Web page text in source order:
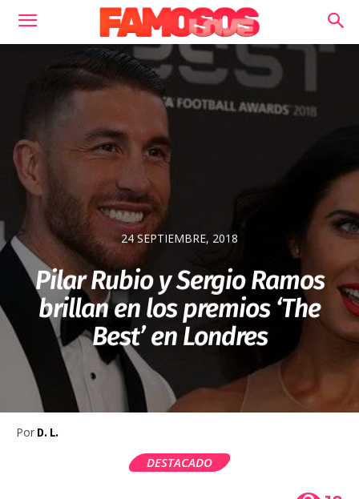
24 SEPTIEMBRE, 2018
Pilar Rubio y Sergio Ramos
brillan en los premios ‘The
Best’ en Londres
Por D. L.
DESTACADO